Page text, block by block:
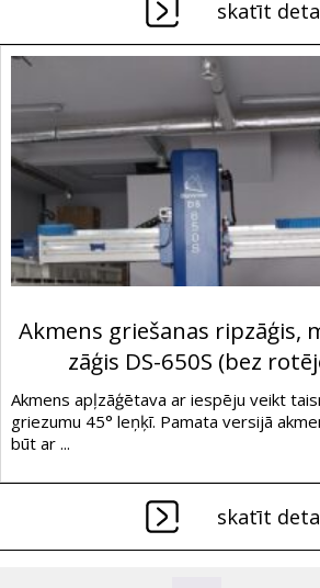
skatīt
Akmens griešanas ripzāģis,
zāģis DS-650S (bez
Akmens apļzāģētava ar iespēju veikt
griezumu 45° leņķī. Pamata versijā
būt ar ...
skatīt